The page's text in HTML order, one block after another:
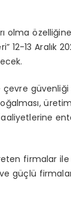
olma
12-13
çevre
firmalar
güçlü